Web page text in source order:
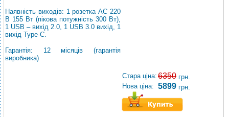
Наявність виходів: 1 розетка АС 220
В 155 Вт (пікова потужність 300 Вт),
1 USB – вихід 2.0, 1 USB 3.0 вихід, 1
вихід Type-C.
Гарантія: 12 місяців (гарантія
виробника)
Стара ціна: 6350 грн.
Нова ціна: 5899 грн.